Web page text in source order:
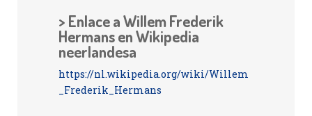
> Enlace a Willem Frederik
Hermans en Wikipedia
neerlandesa
https://nl.wikipedia.org/wiki/Willem
_Frederik_Hermans